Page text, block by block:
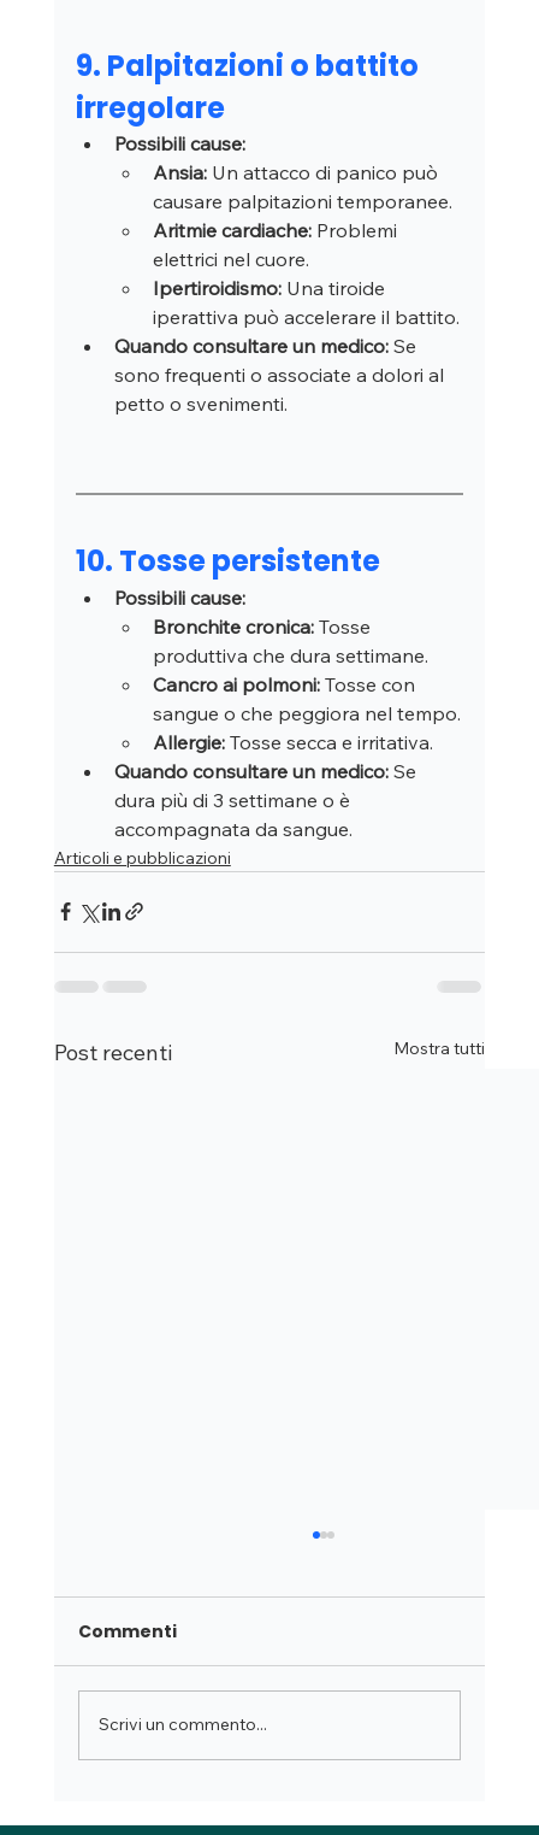
9. Palpitazioni o battito
irregolare
Possibili cause:
Ansia: Un attacco di panico può
causare palpitazioni temporanee.
Aritmie cardiache: Problemi
elettrici nel cuore.
Ipertiroidismo: Una tiroide
iperattiva può accelerare il battito.
Quando consultare un medico: Se
sono frequenti o associate a dolori al
petto o svenimenti.
10. Tosse persistente
Possibili cause:
Bronchite cronica: Tosse
produttiva che dura settimane.
Cancro ai polmoni: Tosse con
sangue o che peggiora nel tempo.
Allergie: Tosse secca e irritativa.
Quando consultare un medico: Se
dura più di 3 settimane o è
accompagnata da sangue.
Articoli e pubblicazioni
Post recenti Mostra tutti
Riso rosso fermentato e livelli di
Commenti
Scrivi un commento...